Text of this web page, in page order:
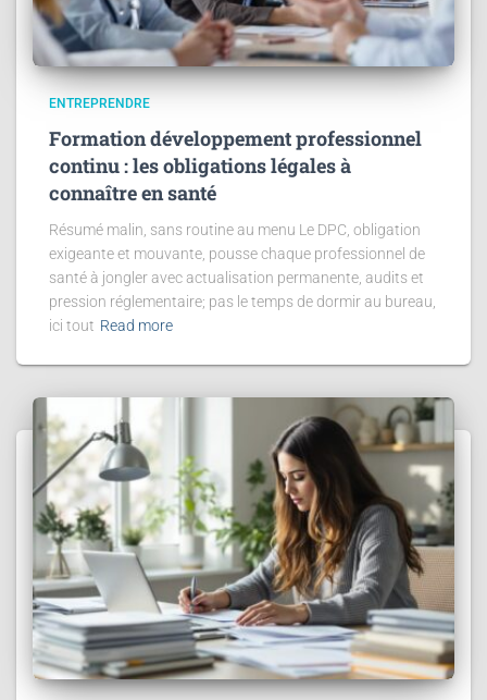
ENTREPRENDRE
Formation développement professionnel
continu : les obligations légales à
connaître en santé
Résumé malin, sans routine au menu Le DPC, obligation
exigeante et mouvante, pousse chaque professionnel de
santé à jongler avec actualisation permanente, audits et
pression réglementaire; pas le temps de dormir au bureau,
ici tout Read more